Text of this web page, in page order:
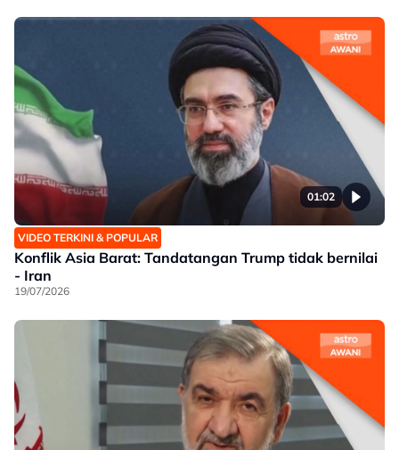
01:02
VIDEO TERKINI & POPULAR
Konflik Asia Barat: Tandatangan Trump tidak bernilai
- Iran
19/07/2026